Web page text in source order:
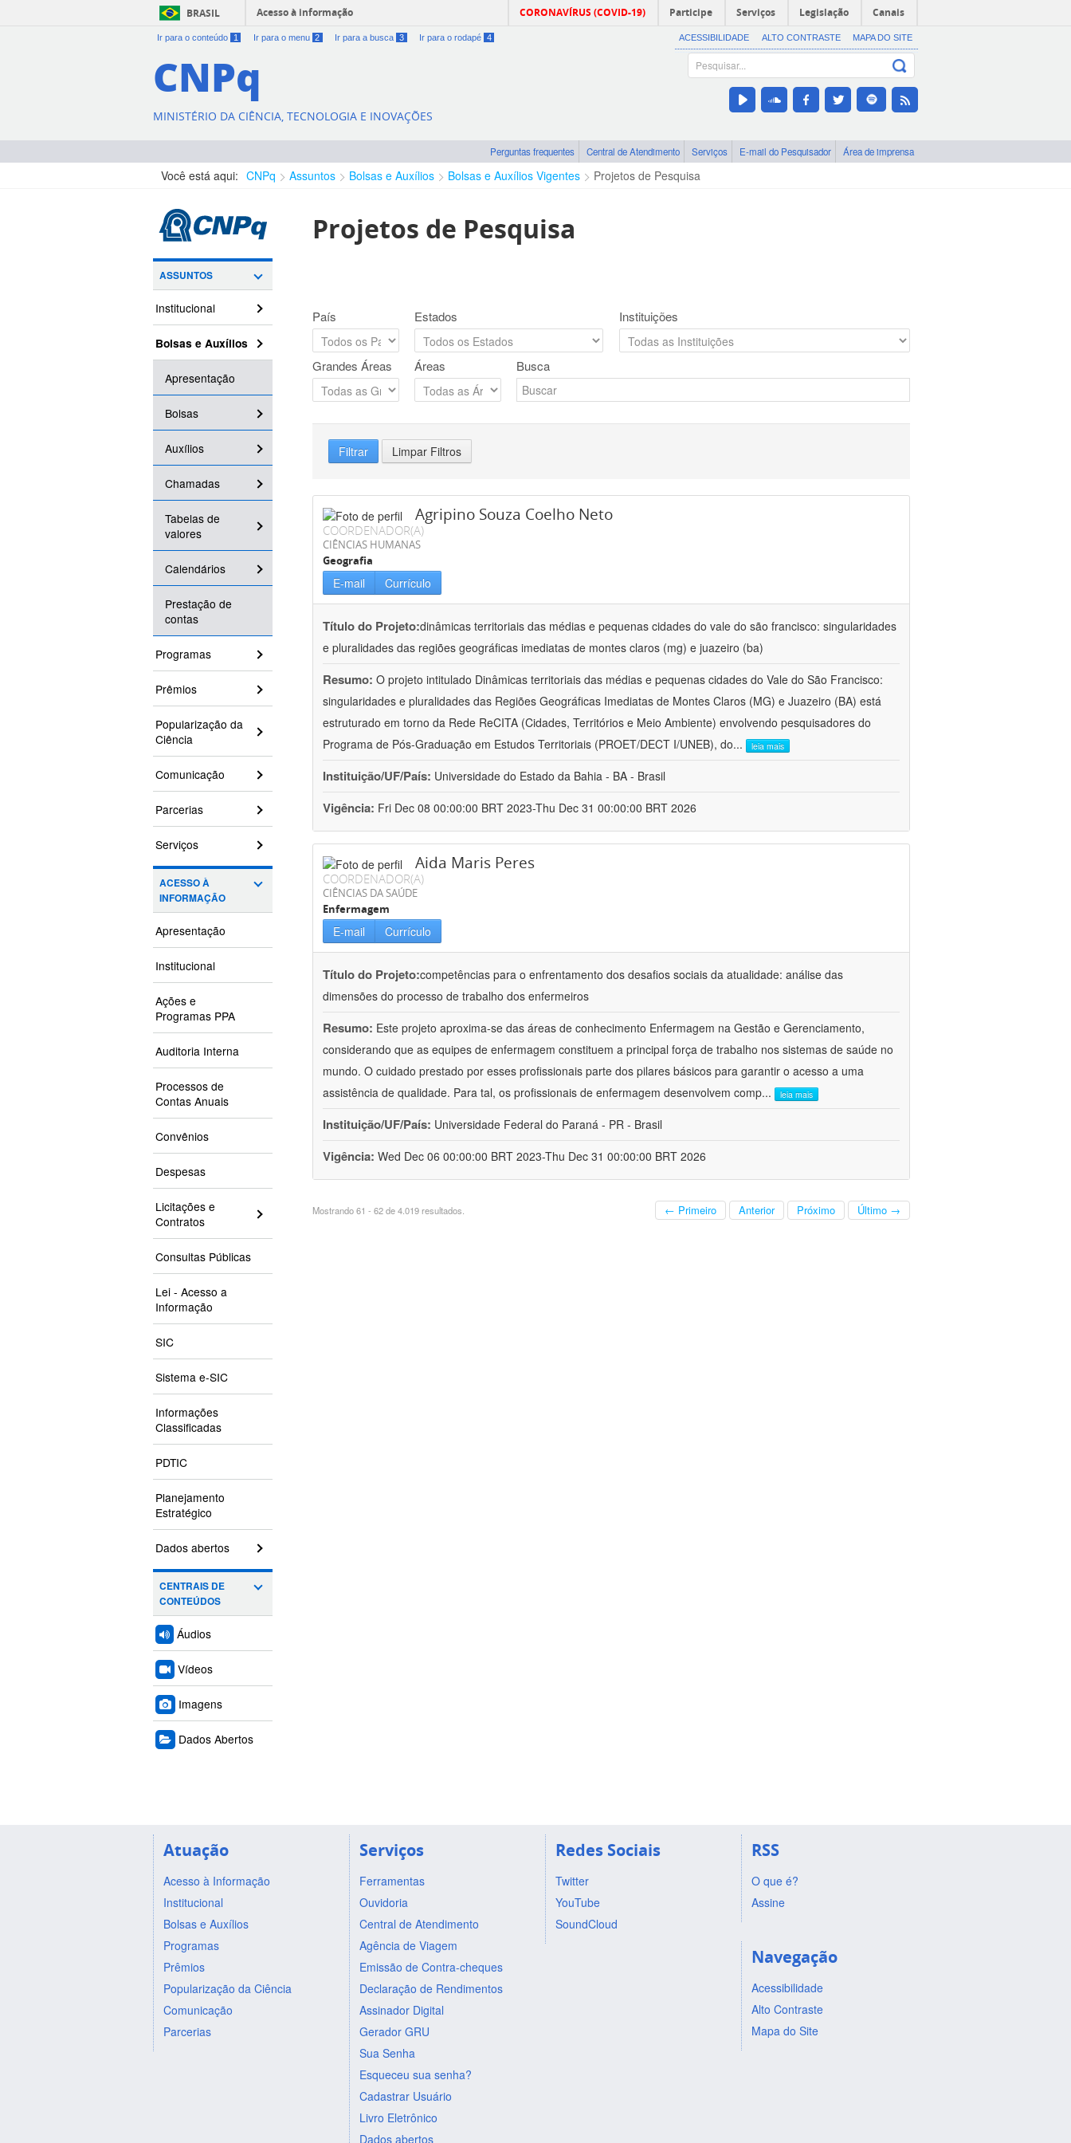
BRASIL Acesso à informação CORONAVÍRUS (COVID-19) Participe Serviços Legislação Canais
Ir para o conteúdo 1 Ir para o menu 2 Ir para a busca 3 Ir para o rodapé 4 ACESSIBILIDADE ALTO CONTRASTE MAPA DO SITE
CNPq
MINISTÉRIO DA CIÊNCIA, TECNOLOGIA E INOVAÇÕES
Perguntas frequentes Central de Atendimento Serviços E-mail do Pesquisador Área de imprensa
Você está aqui: CNPq Assuntos Bolsas e Auxílios Bolsas e Auxílios Vigentes Projetos de Pesquisa
ASSUNTOS
Institucional
Bolsas e Auxílios
Apresentação
Bolsas
Auxílios
Chamadas
Tabelas de
valores
Calendários
Prestação de
contas
Programas
Prêmios
Popularização da
Ciência
Comunicação
Parcerias
Serviços
ACESSO À
INFORMAÇÃO
Apresentação
Institucional
Ações e
Programas PPA
Auditoria Interna
Processos de
Contas Anuais
Convênios
Despesas
Licitações e
Contratos
Consultas Públicas
Lei - Acesso a
Informação
SIC
Sistema e-SIC
Informações
Classificadas
PDTIC
Planejamento
Estratégico
Dados abertos
CENTRAIS DE
CONTEÚDOS
Áudios
Vídeos
Imagens
Dados Abertos
Projetos de Pesquisa
País Estados Instituições
Grandes Áreas Áreas Busca
Filtrar Limpar Filtros
Agripino Souza Coelho Neto
COORDENADOR(A)
CIÊNCIAS HUMANAS
Geografia
E-mail Currículo
Título do Projeto:dinâmicas territoriais das médias e pequenas cidades do vale do são francisco: singularidades
e pluralidades das regiões geográficas imediatas de montes claros (mg) e juazeiro (ba)
Resumo: O projeto intitulado Dinâmicas territoriais das médias e pequenas cidades do Vale do São Francisco:
singularidades e pluralidades das Regiões Geográficas Imediatas de Montes Claros (MG) e Juazeiro (BA) está
estruturado em torno da Rede ReCITA (Cidades, Territórios e Meio Ambiente) envolvendo pesquisadores do
Programa de Pós-Graduação em Estudos Territoriais (PROET/DECT I/UNEB), do... leia mais
Instituição/UF/País: Universidade do Estado da Bahia - BA - Brasil
Vigência: Fri Dec 08 00:00:00 BRT 2023-Thu Dec 31 00:00:00 BRT 2026
Aida Maris Peres
COORDENADOR(A)
CIÊNCIAS DA SAÚDE
Enfermagem
E-mail Currículo
Título do Projeto:competências para o enfrentamento dos desafios sociais da atualidade: análise das
dimensões do processo de trabalho dos enfermeiros
Resumo: Este projeto aproxima-se das áreas de conhecimento Enfermagem na Gestão e Gerenciamento,
considerando que as equipes de enfermagem constituem a principal força de trabalho nos sistemas de saúde no
mundo. O cuidado prestado por esses profissionais parte dos pilares básicos para garantir o acesso a uma
assistência de qualidade. Para tal, os profissionais de enfermagem desenvolvem comp... leia mais
Instituição/UF/País: Universidade Federal do Paraná - PR - Brasil
Vigência: Wed Dec 06 00:00:00 BRT 2023-Thu Dec 31 00:00:00 BRT 2026
Mostrando 61 - 62 de 4.019 resultados. ← Primeiro Anterior Próximo Último →
Atuação
Acesso à Informação
Institucional
Bolsas e Auxílios
Programas
Prêmios
Popularização da Ciência
Comunicação
Parcerias
Serviços
Ferramentas
Ouvidoria
Central de Atendimento
Agência de Viagem
Emissão de Contra-cheques
Declaração de Rendimentos
Assinador Digital
Gerador GRU
Sua Senha
Esqueceu sua senha?
Cadastrar Usuário
Livro Eletrônico
Dados abertos
Redes Sociais
Twitter
YouTube
SoundCloud
RSS
O que é?
Assine
Navegação
Acessibilidade
Alto Contraste
Mapa do Site